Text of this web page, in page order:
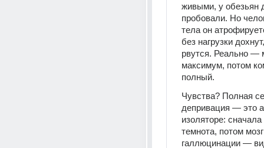
живыми, у обезьян
пробовали. Но
тела он
без нагрузки
рвутся. Реально —
максимум, потом
полный.
Чувства? Полная
депривация — это
изоляторе:
темнота, потом
галлюцинации —